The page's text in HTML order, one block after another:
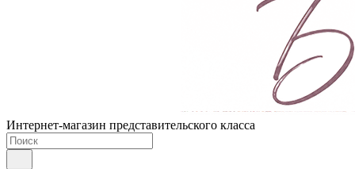
Интернет-магазин представительского класса